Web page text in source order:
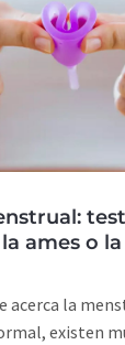
ames o
acerca la
existen